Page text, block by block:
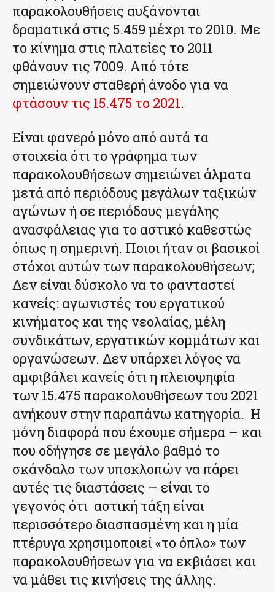
παρακολουθήσεις αυξάνονται
δραματικά στις 5.459 μέχρι το 2010. Με
το κίνημα στις πλατείες το 2011
φθάνουν τις 7009. Από τότε
σημειώνουν σταθερή άνοδο για να
φτάσουν τις 15.475 το 2021.
Είναι φανερό μόνο από αυτά τα
στοιχεία ότι το γράφημα των
παρακολουθήσεων σημειώνει άλματα
μετά από περιόδους μεγάλων ταξικών
αγώνων ή σε περιόδους μεγάλης
ανασφάλειας για το αστικό καθεστώς
όπως η σημερινή. Ποιοι ήταν οι βασικοί
στόχοι αυτών των παρακολουθήσεων;
Δεν είναι δύσκολο να το φανταστεί
κανείς: αγωνιστές του εργατικού
κινήματος και της νεολαίας, μέλη
συνδικάτων, εργατικών κομμάτων και
οργανώσεων. Δεν υπάρχει λόγος να
αμφιβάλει κανείς ότι η πλειοψηφία
των 15.475 παρακολουθήσεων του 2021
ανήκουν στην παραπάνω κατηγορία. Η
μόνη διαφορά που έχουμε σήμερα – και
που οδήγησε σε μεγάλο βαθμό το
σκάνδαλο των υποκλοπών να πάρει
αυτές τις διαστάσεις – είναι το
γεγονός ότι αστική τάξη είναι
περισσότερο διασπασμένη και η μία
πτέρυγα χρησιμοποιεί «το όπλο» των
παρακολουθήσεων για να εκβιάσει και
να μάθει τις κινήσεις της άλλης.